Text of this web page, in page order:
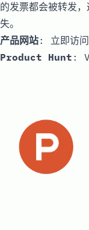
的发票都会被转发
失。
产品网站: 立即访问
Product Hunt :